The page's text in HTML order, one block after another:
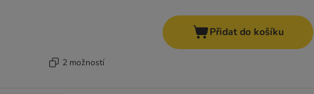
2 možností
Přidat do košíku